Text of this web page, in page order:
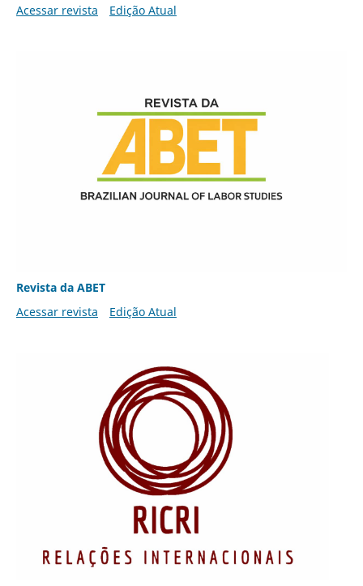
Acessar revista Edição Atual
Revista da ABET
Acessar revista
Edição Atual